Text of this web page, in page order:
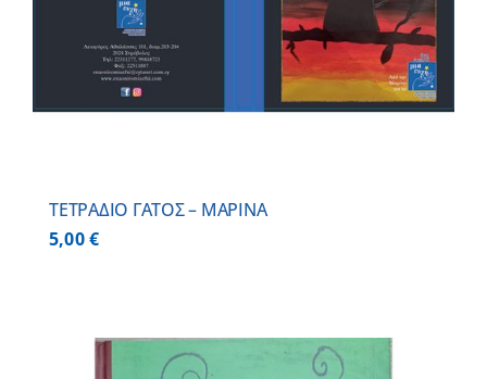
ΤΕΤΡΑΔΙΟ ΓΑΤΟΣ – ΜΑΡΙΝΑ
5,00€